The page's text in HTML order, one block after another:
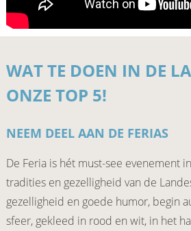
WAT TE DOEN IN DE
ONZE TOP 5!
NEEM DEEL AAN DE FERIAS
De Feria is hét must-see evenement
tradities en gezelligheid van de
gezelligheid en goede humor, begin
sfeer, gekleed in rood en wit, in het